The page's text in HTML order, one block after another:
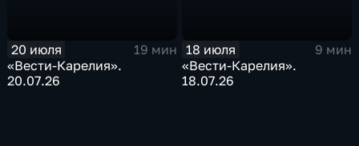
20 июля
19 мин
«Вести-Карелия».
20.07.26
18 июля
9 мин
«Вести-Карелия».
18.07.26